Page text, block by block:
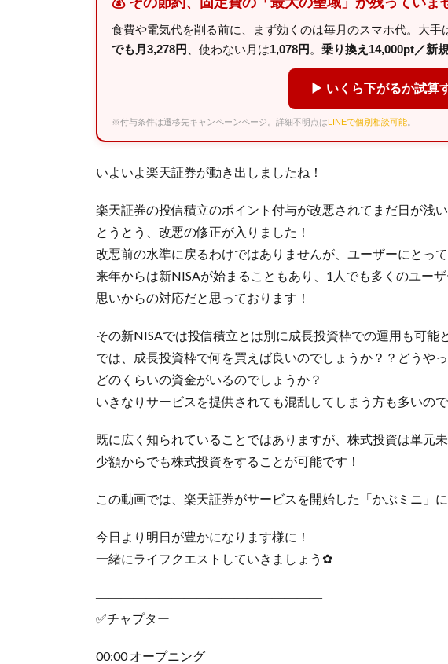
食費や電気代を削る前に、まず効くのは毎月のスマホ代。大手
でも月3,278円
、使わない月は1,078円 。 乗り換え14,000pt／新
▶ いくら下がるか試算
※付与条件は遷移先キャンペーンページ。詳細不明点はLINEで個別相談可能
いよいよ楽天証券が動き出しましたね！
楽天証券の投信積立のポイント付与が改悪されてまだ日が浅い
とうとう、改悪の修正が入りました！
改悪前の水準に戻るわけではありませんが、ユーザーにとっ
来年からは新NISAが始まることもあり、1人でも多くのユー
思いからの対応だと思っております！
その新NISAでは投信積立とは別に成長投資枠での運用も可能
では、成長投資枠で何を買えば良いのでしょうか？？どうや
どのくらいの資金がいるのでしょうか？
いきなりサービスを提供されても混乱してしまう方も多いの
既に広く知られていることではありますが、株式投資は単元
少額からでも株式投資をすることが可能です！
この動画では、楽天証券がサービスを開始した「かぶミニ」
今日より明日が豊かになります様に！
一緒にライフクエストしていきましょう✿
――――――――――――――――――
✅チャプター
00:00 オープニング